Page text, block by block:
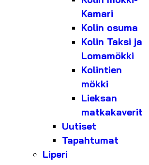
Kamari
Kolin osuma
Kolin Taksi ja
Lomamökki
Kolintien
mökki
Lieksan
matkakaverit
Uutiset
Tapahtumat
Liperi